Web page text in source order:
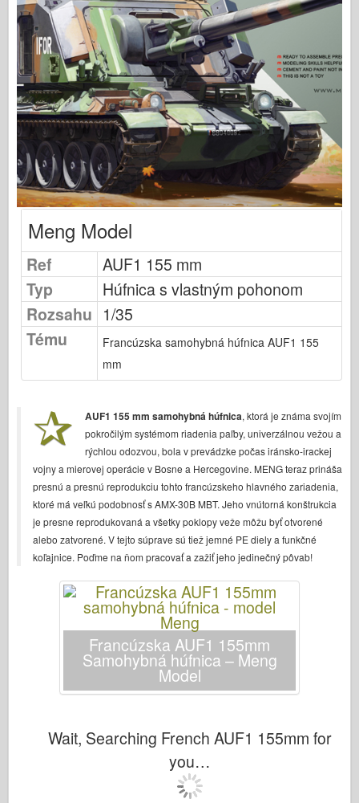
Vydavateľstvo Osprey
Letka Signál
TankPower (Sila nádrže)
Nákladné vozidlá a nádrže
Waffen-Arsenal
Wydawnictwo Militaria
Maquettes (Maquettes)
Akadémia
Modely esa
Klub AFV
Vzdušné sily
AZ Model
Čierny pes
Bronco (Bronco)
Dnepromodel (Dnepromodel)
Dragon
Eduard
E.T. Model
Jemné formy
Sily Valoru
Hasegawa
HobbyBoss (Slovenský)
Meng Model
Ref
AUF1 155 mm
Typ
Húfnica s vlastným pohonom
Rozsahu 1/35
Tému
Francúzska samohybná húfnica AUF1 155
mm
AUF1 155 mm samohybná húfnica, ktorá je známa svojím
pokročilým systémom riadenia paľby, univerzálnou vežou a
rýchlou odozvou, bola v prevádzke počas iránsko-irackej
vojny a mierovej operácie v Bosne a Hercegovine. MENG teraz prináša
presnú a presnú reprodukciu tohto francúzskeho hlavného zariadenia,
ktoré má veľkú podobnosť s AMX-30B MBT. Jeho vnútorná konštrukcia
je presne reprodukovaná a všetky poklopy veže môžu byť otvorené
alebo zatvorené. V tejto súprave sú tiež jemné PE diely a funkčné
koľajnice. Poďme na ňom pracovať a zažiť jeho jedinečný pôvab!
Francúzska AUF1 155mm
Samohybná húfnica – Meng
Model
Wait, Searching French AUF1 155mm for
you…